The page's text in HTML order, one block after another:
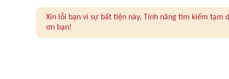
Xin lỗi bạn vì sự bất tiện này, Tính năng tìm kiếm
ơn bạn!